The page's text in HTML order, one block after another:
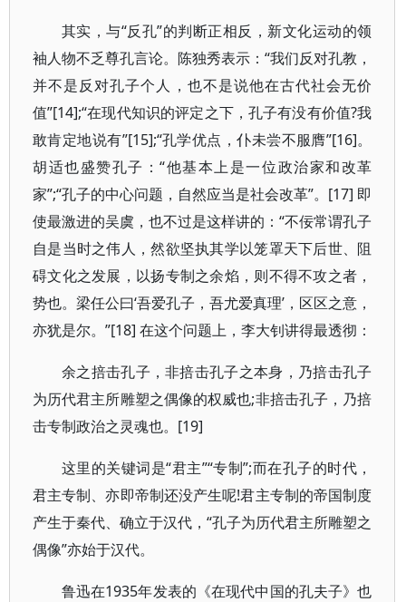
其实，与“反孔”的判断正相反，新文化运动的领
袖人物不乏尊孔言论。陈独秀表示：“我们反对孔教，
并不是反对孔子个人，也不是说他在古代社会无价
值”[14];“在现代知识的评定之下，孔子有没有价值?我
敢肯定地说有”[15];“孔学优点，仆未尝不服膺”[16]。
胡适也盛赞孔子：“他基本上是一位政治家和改革
家”;“孔子的中心问题，自然应当是社会改革”。[17] 即
使最激进的吴虞，也不过是这样讲的：“不佞常谓孔子
自是当时之伟人，然欲坚执其学以笼罩天下后世、阻
碍文化之发展，以扬专制之余焰，则不得不攻之者，
势也。梁任公曰‘吾爱孔子，吾尤爱真理’，区区之意，
亦犹是尔。”[18] 在这个问题上，李大钊讲得最透彻：
余之掊击孔子，非掊击孔子之本身，乃掊击孔子
为历代君主所雕塑之偶像的权威也;非掊击孔子，乃掊
击专制政治之灵魂也。[19]
这里的关键词是“君主”“专制”;而在孔子的时代，
君主专制、亦即帝制还没产生呢!君主专制的帝国制度
产生于秦代、确立于汉代，“孔子为历代君主所雕塑之
偶像”亦始于汉代。
鲁迅在1935年发表的《在现代中国的孔夫子》也